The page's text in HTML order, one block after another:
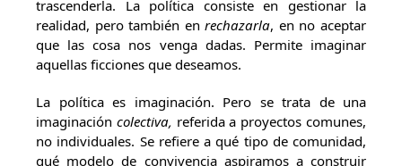
trascenderla. La política consiste en gestionar la
realidad, pero también enrechazarla, en no aceptar
que las cosa nos venga dadas. Permite imaginar
aquellas ficciones que deseamos.
La política es imaginación. Pero se trata de una
imaginación colectiva, referida a proyectos comunes,
no individuales. Se refiere a qué tipo de comunidad,
qué modelo de convivencia aspiramos a construir